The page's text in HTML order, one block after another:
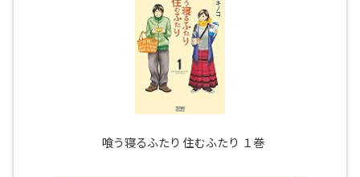
喰う寝るふたり 住むふたり １巻